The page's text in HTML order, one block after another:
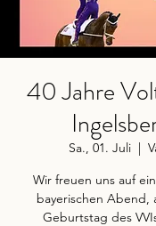
40 Jahre
Sa., 01. Juli
  |
Wir freuen uns auf
bayerischen Abend,
Geburtstag des